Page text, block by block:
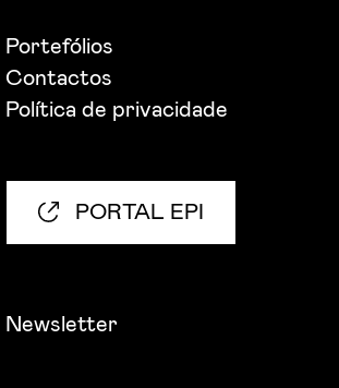
Portefólios
Contactos
Política de privacidade
PORTAL EPI
Newsletter